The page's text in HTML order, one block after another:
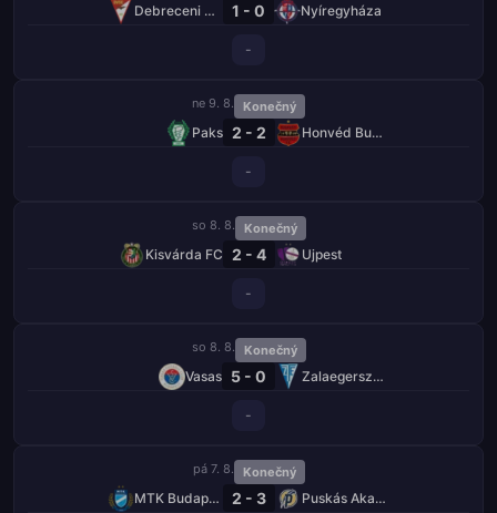
Debreceni VSC 1 - 0 Nyíregyháza
-
ne 9. 8. Konečný
Paks 2 - 2 Honvéd Budapešť
-
so 8. 8. Konečný
Kisvárda FC 2 - 4 Ujpest
-
so 8. 8. Konečný
Vasas 5 - 0 Zalaegerszegi TE
-
pá 7. 8. Konečný
MTK Budapešť 2 - 3 Puskás Akadémia